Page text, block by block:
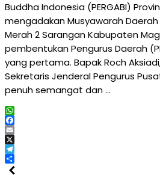
Buddha Indonesia (PERGABI)
mengadakan Musyawarah
Merah 2 Sarangan Kabupaten
pembentukan Pengurus Daerah
yang pertama. Bapak Roch Aksiadi,
Sekretaris Jenderal Pengurus
penuh semangat dan …
WhatsApp
Facebook
Email
X
Telegram
Share